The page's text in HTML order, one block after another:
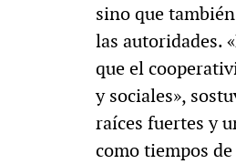
sino que
las autoridades.
que el
y sociales»,
raíces fuertes y
como tiempos